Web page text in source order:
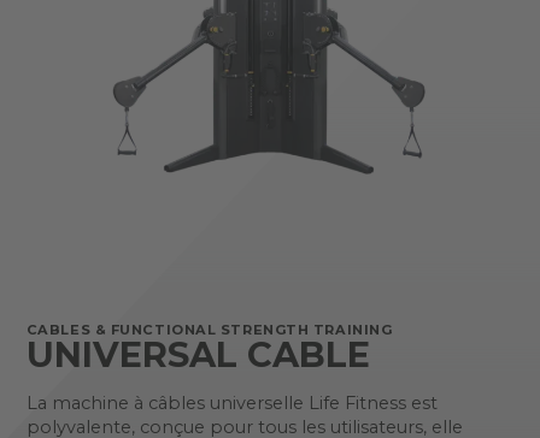
CABLES & FUNCTIONAL STRENGTH TRAINING
UNIVERSAL CABLE
La machine à câbles universelle Life Fitness est
polyvalente, conçue pour tous les utilisateurs, elle